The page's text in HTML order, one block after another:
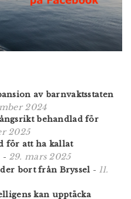
av barnvaktsstaten
2024
behandlad för
2025
för att ha kallat
- 29. mars 2025
bort från Bryssel - 11.
kan upptäcka